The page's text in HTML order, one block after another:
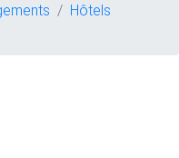
Hôtels